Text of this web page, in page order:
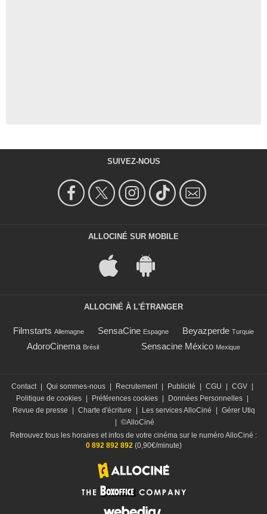
SUIVEZ-NOUS
ALLOCINÉ SUR MOBILE
ALLOCINÉ À L'ÉTRANGER
Filmstarts Allemagne SensaCine Espagne Beyazperde Turquie
AdoroCinema Brésil Sensacine México Mexique
Contact | Qui sommes-nous | Recrutement | Publicité | CGU | CGV |
Politique de cookies | Préférences cookies | Données Personnelles |
Revue de presse
| Charte d'écriture | Les services AlloCiné | Gérer Utiq
| ©AlloCiné
Retrouvez tous les horaires et infos de votre cinéma sur le numéro AlloCiné :
0 892 892 892 (0,90€/minute)